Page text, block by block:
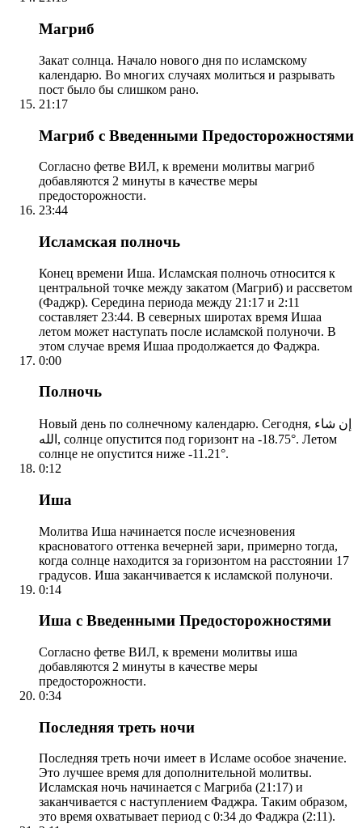
Магриб
Закат солнца. Начало нового дня по исламскому
календарю. Во многих случаях молиться и разрывать
пост было бы слишком рано.
21:17
Магриб с Введенными Предосторожностями
Согласно фетве ВИЛ, к времени молитвы магриб
добавляются 2 минуты в качестве меры
предосторожности.
23:44
Исламская полночь
Конец времени Иша. Исламская полночь относится к
центральной точке между закатом (Магриб) и рассветом
(Фаджр). Середина периода между 21:17 и 2:11
составляет 23:44. В северных широтах время Ишаа
летом может наступать после исламской полуночи. В
этом случае время Ишаа продолжается до Фаджра.
0:00
Полночь
Новый день по солнечному календарю. Сегодня, إن شاء
الله, солнце опустится под горизонт на -18.75°. Летом
солнце не опустится ниже -11.21°.
0:12
Иша
Молитва Иша начинается после исчезновения
красноватого оттенка вечерней зари, примерно тогда,
когда солнце находится за горизонтом на расстоянии 17
градусов. Иша заканчивается к исламской полуночи.
0:14
Иша с Введенными Предосторожностями
Согласно фетве ВИЛ, к времени молитвы иша
добавляются 2 минуты в качестве меры
предосторожности.
0:34
Последняя треть ночи
Последняя треть ночи имеет в Исламе особое значение.
Это лучшее время для дополнительной молитвы.
Исламская ночь начинается с Магриба (21:17) и
заканчивается с наступлением Фаджра. Таким образом,
это время охватывает период с 0:34 до Фаджра (2:11).